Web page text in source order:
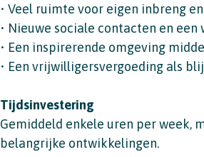
• Veel ruimte voor eigen inbreng
• Nieuwe sociale contacten en
• Een inspirerende omgeving
• Een vrijwilligersvergoeding als
Tijdsinvestering
Gemiddeld enkele uren per week,
belangrijke ontwikkelingen.